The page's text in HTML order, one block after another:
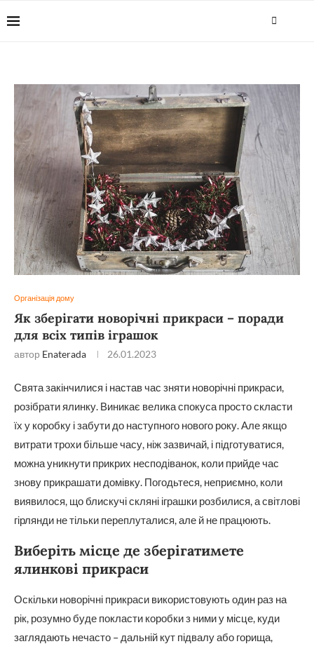
Організація дому
Як зберігати новорічні прикраси – поради
для всіх типів іграшок
автор Enaterada 26.01.2023
Свята закінчилися і настав час зняти новорічні прикраси,
розібрати ялинку. Виникає велика спокуса просто скласти
їх у коробку і забути до наступного нового року. Але якщо
витрати трохи більше часу, ніж зазвичай, і підготуватися,
можна уникнути прикрих несподіванок, коли прийде час
знову прикрашати домівку. Погодьтеся, неприємно, коли
виявилося, що блискучі скляні іграшки розбилися, а світлові
гірлянди не тільки переплуталися, але й не працюють.
Виберіть місце де зберігатимете
ялинкові прикраси
Оскільки новорічні прикраси використовують один раз на
рік, розумно буде покласти коробки з ними у місце, куди
заглядають нечасто – дальній кут підвалу або горища,